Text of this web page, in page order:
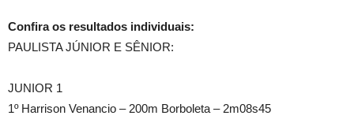
Confira os resultados individuais:
PAULISTA JÚNIOR E SÊNIOR:
JUNIOR 1
1º Harrison Venancio – 200m Borboleta – 2m08s45